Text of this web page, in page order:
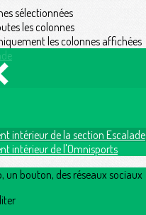
sélectionnées
les colonnes
les colonnes affichées
intérieur de la section Escalade
intérieur de l'Omnisports
un bouton, des réseaux sociaux